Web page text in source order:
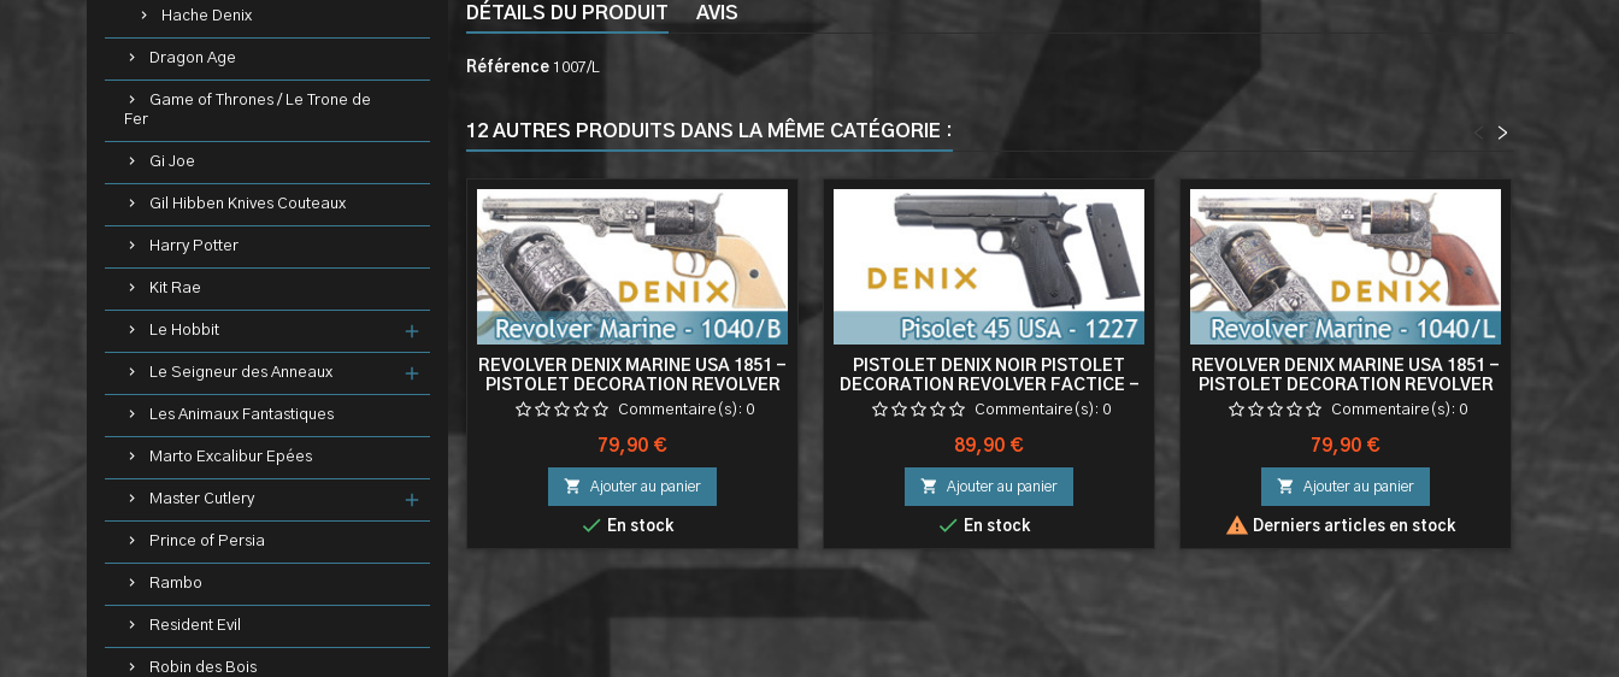
Hache Denix
Dragon Age
Game of Thrones / Le Trone de
Fer
Gi Joe
Gil Hibben Knives Couteaux
Harry Potter
Kit Rae
Le Hobbit
Le Seigneur des Anneaux
Les Animaux Fantastiques
Marto Excalibur Epées
Master Cutlery
Prince of Persia
Rambo
Resident Evil
Robin des Bois
DÉTAILS DU PRODUIT AVIS
Référence 1007/L
12 AUTRES PRODUITS DANS LA MÊME CATÉGORIE : >
<
REVOLVER DENIX MARINE USA 1851 -
PISTOLET DECORATION REVOLVER
FACTICE - 1040/B
Commentaire(s): 0
Prix
79,90 €
 Ajouter au panier
 En stock
PISTOLET DENIX NOIR PISTOLET
DECORATION REVOLVER FACTICE -
1227/B
Commentaire(s): 0
Prix
89,90 €
 Ajouter au panier
 En stock
REVOLVER DENIX MARINE USA 1851 -
PISTOLET DECORATION REVOLVER
FACTICE - 1040/L
Commentaire(s): 0
Prix
79,90 €
 Ajouter au panier
 Derniers articles en stock